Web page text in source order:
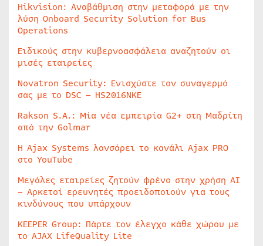
Hikvision: Αναβάθμιση στην μεταφορά με την
λύση Onboard Security Solution for Bus
Operations
Ειδικούς στην κυβερνοασφάλεια αναζητούν οι
μισές εταιρείες
Novatron Security: Ενισχύστε τον συναγερμό
σας με το DSC – HS2016NKE
Rakson S.A.: Μία νέα εμπειρία G2+ στη Μαδρίτη
από την Golmar
Η Ajax Systems λανσάρει το κανάλι Ajax PRO
στο YouTube
Μεγάλες εταιρείες ζητούν φρένο στην χρήση AI
– Αρκετοί ερευνητές προειδοποιούν για τους
κινδύνους που υπάρχουν
KEEPER Group: Πάρτε τον έλεγχο κάθε χώρου με
το AJAX LifeQuality Lite